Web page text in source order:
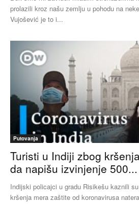
prolazili kroz našu zemlju u pohodu na
Vujošević je to i...
Putovanja
Turisti u Indiji zbog
da napišu izvinjenje 500...
Indijski policajci u gradu Risikešu kaznili
kršenja mera zaštite od koronavirusa